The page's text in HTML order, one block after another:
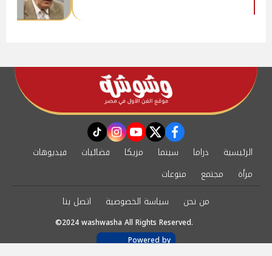
facebook
twitter
youtube
instagram
tiktok
الرئيسية دراما سينما مزيكا فضائيات
فيديوهات
مرأة
مجتمع
منوعات
من نحن
سياسة الخصوصية اتصل بنا
©2024 washwasha All Rights Reserved.
Powered by